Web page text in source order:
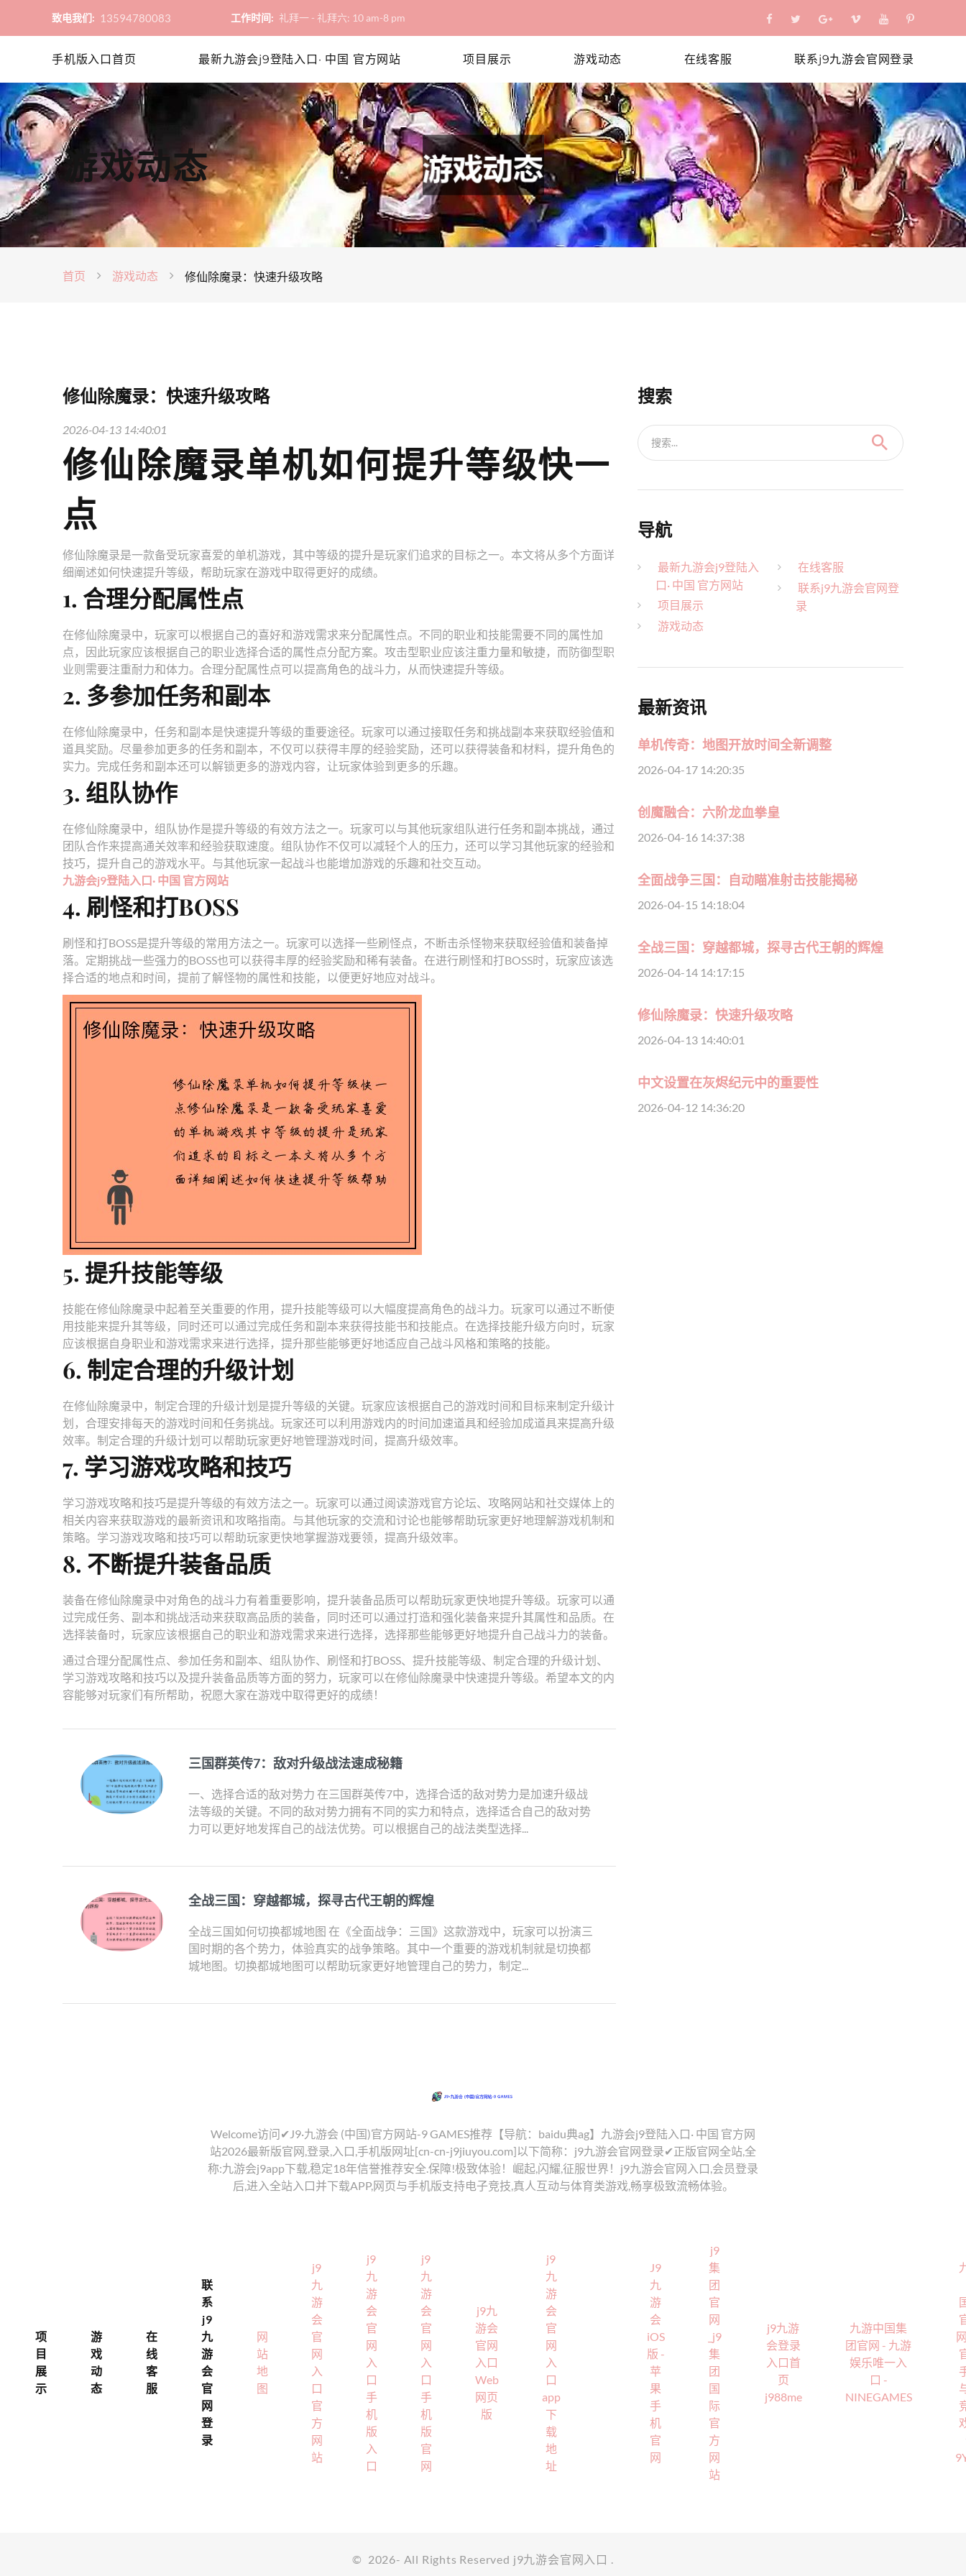
致电我们: 13594780083 工作时间: 礼拜一 - 礼拜六: 10 am-8 pm
手机版入口首页 最新九游会j9登陆入口· 中国 官方网站 项目展示 游戏动态 在线客服 联系j9九游会官网登录
游戏动态
首页 游戏动态 修仙除魔录：快速升级攻略
修仙除魔录：快速升级攻略
2026-04-13 14:40:01
修仙除魔录单机如何提升等级快一
点
修仙除魔录是一款备受玩家喜爱的单机游戏，其中等级的提升是玩家们追求的目标之一。本文将从多个方面详
细阐述如何快速提升等级，帮助玩家在游戏中取得更好的成绩。
1. 合理分配属性点
在修仙除魔录中，玩家可以根据自己的喜好和游戏需求来分配属性点。不同的职业和技能需要不同的属性加
点，因此玩家应该根据自己的职业选择合适的属性点分配方案。攻击型职业应该注重力量和敏捷，而防御型职
业则需要注重耐力和体力。合理分配属性点可以提高角色的战斗力，从而快速提升等级。
2. 多参加任务和副本
在修仙除魔录中，任务和副本是快速提升等级的重要途径。玩家可以通过接取任务和挑战副本来获取经验值和
道具奖励。尽量参加更多的任务和副本，不仅可以获得丰厚的经验奖励，还可以获得装备和材料，提升角色的
实力。完成任务和副本还可以解锁更多的游戏内容，让玩家体验到更多的乐趣。
3. 组队协作
在修仙除魔录中，组队协作是提升等级的有效方法之一。玩家可以与其他玩家组队进行任务和副本挑战，通过
团队合作来提高通关效率和经验获取速度。组队协作不仅可以减轻个人的压力，还可以学习其他玩家的经验和
技巧，提升自己的游戏水平。与其他玩家一起战斗也能增加游戏的乐趣和社交互动。
九游会j9登陆入口· 中国 官方网站
4. 刷怪和打BOSS
刷怪和打BOSS是提升等级的常用方法之一。玩家可以选择一些刷怪点，不断击杀怪物来获取经验值和装备掉
落。定期挑战一些强力的BOSS也可以获得丰厚的经验奖励和稀有装备。在进行刷怪和打BOSS时，玩家应该选
择合适的地点和时间，提前了解怪物的属性和技能，以便更好地应对战斗。
5. 提升技能等级
技能在修仙除魔录中起着至关重要的作用，提升技能等级可以大幅度提高角色的战斗力。玩家可以通过不断使
用技能来提升其等级，同时还可以通过完成任务和副本来获得技能书和技能点。在选择技能升级方向时，玩家
应该根据自身职业和游戏需求来进行选择，提升那些能够更好地适应自己战斗风格和策略的技能。
6. 制定合理的升级计划
在修仙除魔录中，制定合理的升级计划是提升等级的关键。玩家应该根据自己的游戏时间和目标来制定升级计
划，合理安排每天的游戏时间和任务挑战。玩家还可以利用游戏内的时间加速道具和经验加成道具来提高升级
效率。制定合理的升级计划可以帮助玩家更好地管理游戏时间，提高升级效率。
7. 学习游戏攻略和技巧
学习游戏攻略和技巧是提升等级的有效方法之一。玩家可以通过阅读游戏官方论坛、攻略网站和社交媒体上的
相关内容来获取游戏的最新资讯和攻略指南。与其他玩家的交流和讨论也能够帮助玩家更好地理解游戏机制和
策略。学习游戏攻略和技巧可以帮助玩家更快地掌握游戏要领，提高升级效率。
8. 不断提升装备品质
装备在修仙除魔录中对角色的战斗力有着重要影响，提升装备品质可以帮助玩家更快地提升等级。玩家可以通
过完成任务、副本和挑战活动来获取高品质的装备，同时还可以通过打造和强化装备来提升其属性和品质。在
选择装备时，玩家应该根据自己的职业和游戏需求来进行选择，选择那些能够更好地提升自己战斗力的装备。
通过合理分配属性点、参加任务和副本、组队协作、刷怪和打BOSS、提升技能等级、制定合理的升级计划、
学习游戏攻略和技巧以及提升装备品质等方面的努力，玩家可以在修仙除魔录中快速提升等级。希望本文的内
容能够对玩家们有所帮助，祝愿大家在游戏中取得更好的成绩！
三国群英传7：敌对升级战法速成秘籍
一、选择合适的敌对势力 在三国群英传7中，选择合适的敌对势力是加速升级战
法等级的关键。不同的敌对势力拥有不同的实力和特点，选择适合自己的敌对势
力可以更好地发挥自己的战法优势。可以根据自己的战法类型选择...
全战三国：穿越都城，探寻古代王朝的辉煌
全战三国如何切换都城地图 在《全面战争：三国》这款游戏中，玩家可以扮演三
国时期的各个势力，体验真实的战争策略。其中一个重要的游戏机制就是切换都
城地图。切换都城地图可以帮助玩家更好地管理自己的势力，制定...
搜索
搜索...
导航
最新九游会j9登陆入
口· 中国 官方网站
项目展示
游戏动态
在线客服
联系j9九游会官网登
录
最新资讯
单机传奇：地图开放时间全新调整
2026-04-17 14:20:35
创魔融合：六阶龙血拳皇
2026-04-16 14:37:38
全面战争三国：自动瞄准射击技能揭秘
2026-04-15 14:18:04
全战三国：穿越都城，探寻古代王朝的辉煌
2026-04-14 14:17:15
修仙除魔录：快速升级攻略
2026-04-13 14:40:01
中文设置在灰烬纪元中的重要性
2026-04-12 14:36:20
Welcome访问✔J9·九游会 (中国)官方网站-9 GAMES推荐【导航：baidu典ag】九游会j9登陆入口· 中国 官方网
站2026最新版官网,登录,入口,手机版网址[cn-cn-j9jiuyou.com]以下简称：j9九游会官网登录✔正版官网全站,全
称:九游会j9app下载,稳定18年信誉推荐安全.保障!极致体验！崛起,闪耀,征服世界！j9九游会官网入口,会员登录
后,进入全站入口并下载APP,网页与手机版支持电子竞技,真人互动与体育类游戏,畅享极致流畅体验。
项
目
展
示
游
戏
动
态
在
线
客
服
联
系
j9
九
游
会
官
网
登
录
网
站
地
图
j9
九
游
会
官
网
入
口
官
方
网
站
j9
九
游
会
官
网
入
口
手
机
版
入
口
j9
九
游
会
官
网
入
口
手
机
版
官
网
j9九
游会
官网
入口
Web
网页
版
j9
九
游
会
官
网
入
口
app
下
载
地
址
J9
九
游
会
iOS
版 -
苹
果
手
机
官
网
j9
集
团
官
网
_j9
集
团
国
际
官
方
网
站
j9九游
会登录
入口首
页
j988me
九游中国集
团官网 - 九游
娱乐唯一入
口 -
NINEGAMES
© 2026- All Rights Reserved j9九游会官网入口 .